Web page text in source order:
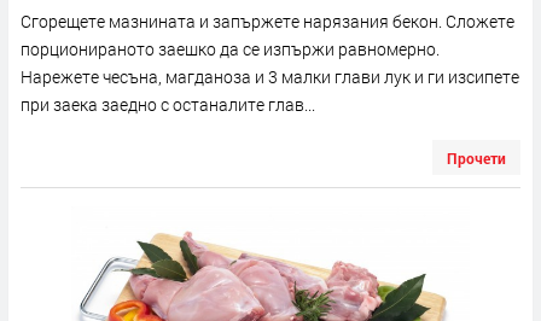
Сгорещете мазнината и запържете нарязания бекон. Сложете
порционираното заешко да се изпържи равномерно.
Нарежете чесъна, магданоза и 3 малки глави лук и ги изсипете
при заека заедно с останалите глав...
Прочети